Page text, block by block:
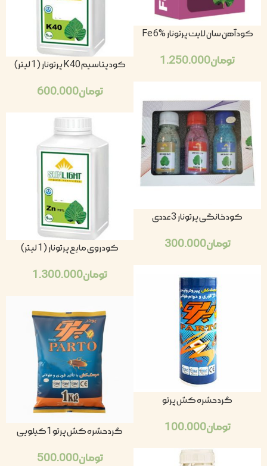
کود آهن سان لایت پرتونار Fe 6%
تومان1.250.000 کود پتاسیم K40 پرتونار (1 لیتر)
تومان600.000
کود خانگی پرتونار 3 عددی
تومان300.000 کود روی مایع پرتونار (1 لیتر)
تومان1.300.000
گرد حشره کش پرتو
تومان100.000 گرد حشره کش پرتو 1کیلویی
تومان500.000